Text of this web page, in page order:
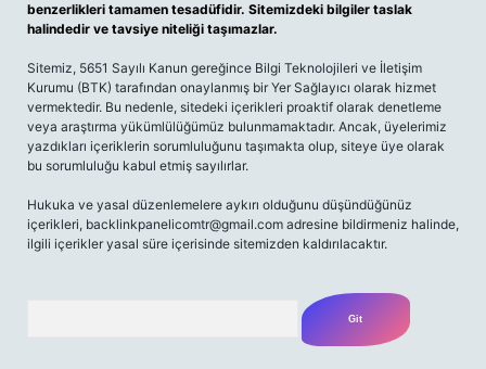
benzerlikleri tamamen tesadüfidir. Sitemizdeki bilgiler taslak
halindedir ve tavsiye niteliği taşımazlar.
Sitemiz, 5651 Sayılı Kanun gereğince Bilgi Teknolojileri ve İletişim
Kurumu (BTK) tarafından onaylanmış bir Yer Sağlayıcı olarak hizmet
vermektedir. Bu nedenle, sitedeki içerikleri proaktif olarak denetleme
veya araştırma yükümlülüğümüz bulunmamaktadır. Ancak, üyelerimiz
yazdıkları içeriklerin sorumluluğunu taşımakta olup, siteye üye olarak
bu sorumluluğu kabul etmiş sayılırlar.
Hukuka ve yasal düzenlemelere aykırı olduğunu düşündüğünüz
içerikleri, backlinkpanelicomtr@gmail.com adresine bildirmeniz halinde,
ilgili içerikler yasal süre içerisinde sitemizden kaldırılacaktır.